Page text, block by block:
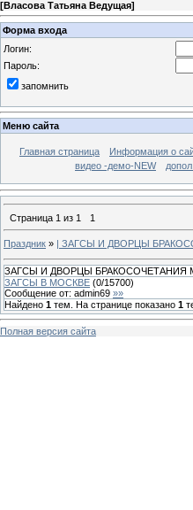
[Власова Татьяна Ведущая]
Форма входа
Логин:
Пароль:
запомнить
Меню сайта
Главная страница Информация о
видео -демо-NEW
Страница 1 из 1 1
Праздник » | ЗАГСЫ И ДВОРЦЫ
ЗАГСЫ И ДВОРЦЫ БРАКОСОЧЕТАНИЯ
ЗАГСЫ В МОСКВЕ (0/15700)
Сообщение от: admin69 »»
Найдено 1 тем. На странице показано 1
Полная версия сайта